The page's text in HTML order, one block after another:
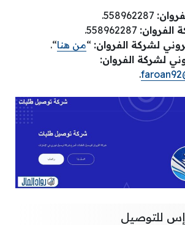
الفروان:
لشركة الفروان: “من هنا“.
لشركة الفروان:
.
للتوصيل